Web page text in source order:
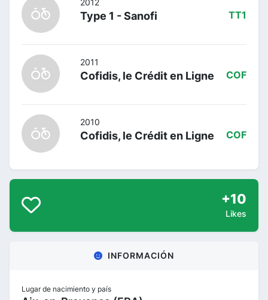
Type 1 - Sanofi TT1
2011
Cofidis, le Crédit en Ligne COF
2010
Cofidis, le Crédit en Ligne COF
+10
Likes
INFORMACIÓN
Lugar de nacimiento y país